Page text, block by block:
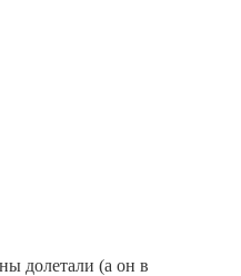
долетали (а он в